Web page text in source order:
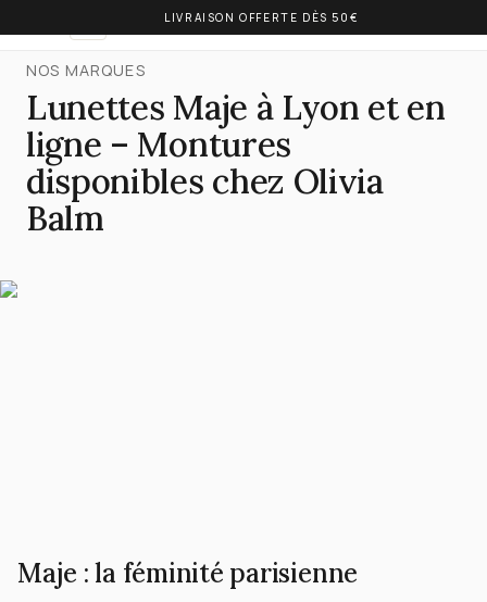
LIVRAISON OFFERTE DÈS 50€
OLIVIA BALM
NOS MARQUES
Lunettes Maje à Lyon et en
ligne – Montures
disponibles chez Olivia
Balm
Maje : la féminité parisienne